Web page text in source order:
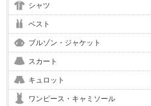
シャツ
ベスト
ブルゾン・ジャケット
スカート
キュロット
ワンピース・キャミソール